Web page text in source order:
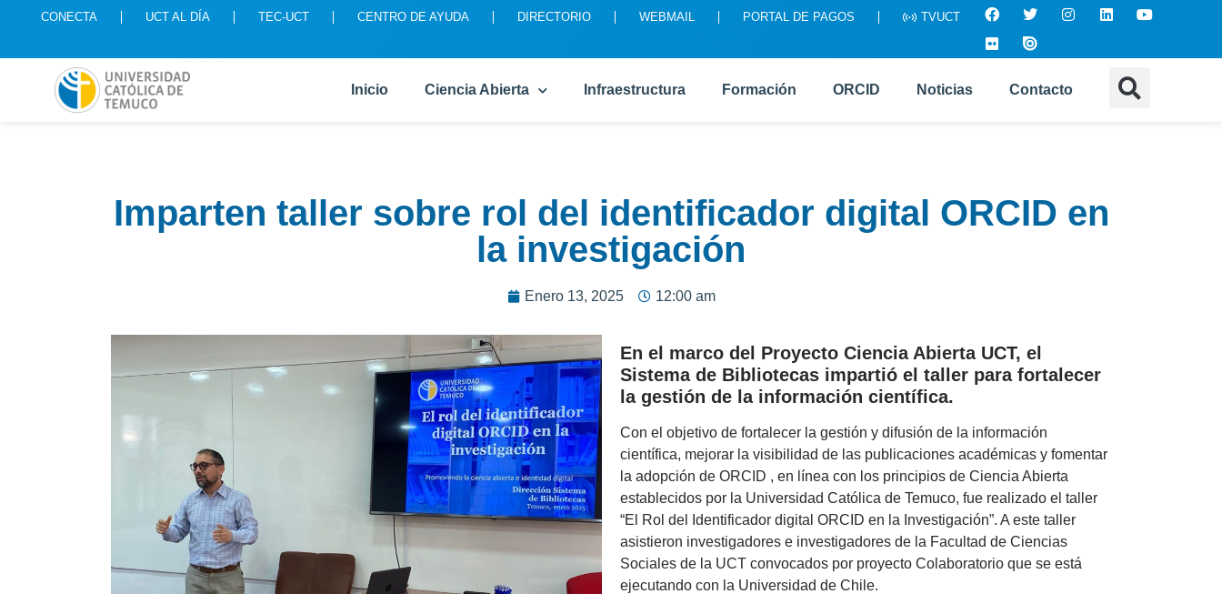
CONECTA UCT AL DÍA TEC-UCT CENTRO DE AYUDA DIRECTORIO WEBMAIL PORTAL DE PAGOS TVUCT
Inicio Ciencia Abierta Infraestructura Formación ORCID Noticias Contacto
Imparten taller sobre rol del identificador digital ORCID en
la investigación
Enero 13, 2025 12:00 am
En el marco del Proyecto Ciencia Abierta UCT, el
Sistema de Bibliotecas impartió el taller para fortalecer
la gestión de la información científica.
Con el objetivo de fortalecer la gestión y difusión de la información
científica, mejorar la visibilidad de las publicaciones académicas y fomentar
la adopción de ORCID , en línea con los principios de Ciencia Abierta
establecidos por la Universidad Católica de Temuco, fue realizado el taller
“El Rol del Identificador digital ORCID en la Investigación”. A este taller
asistieron investigadores e investigadores de la Facultad de Ciencias
Sociales de la UCT convocados por proyecto Colaboratorio que se está
ejecutando con la Universidad de Chile.